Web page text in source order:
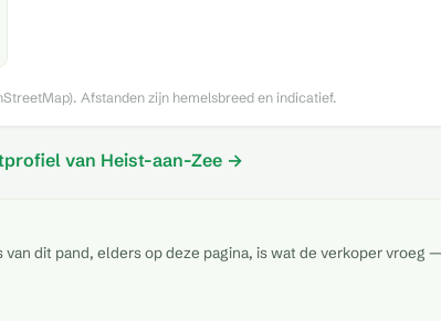
Afstanden zijn hemelsbreed en indicatief.
van Heist-aan-Zee →
dit pand, elders op deze pagina, is wat de verkoper vroeg